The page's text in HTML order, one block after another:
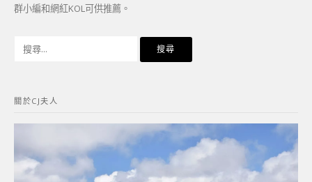
群小編和網紅KOL可供推薦。
字:
關於CJ夫人